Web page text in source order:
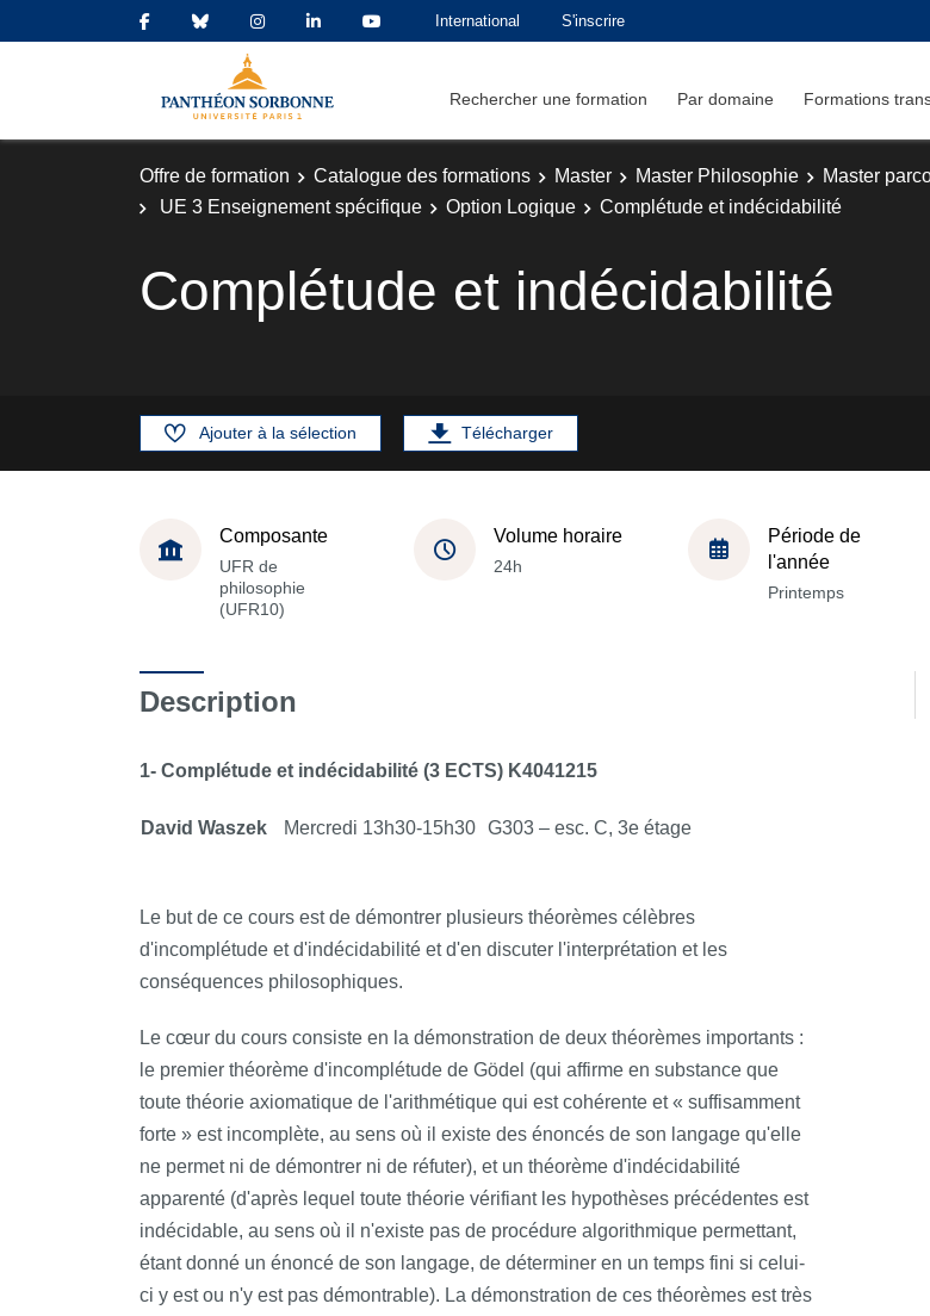
International S'inscrire
Rechercher une formation Par domaine Formations
Offre de formation Catalogue des formations Master Master Philosophie
Master
UE 3 Enseignement spécifique
Option Logique Complétude et indécidabilité
Complétude et indécidabilité
Ajouter à la sélection Télécharger
Composante
UFR de
philosophie
(UFR10)
Volume horaire
24h
Période de
l'année
Printemps
Description
1- Complétude et indécidabilité (3 ECTS) K4041215
David Waszek Mercredi 13h30-15h30 G303 – esc. C, 3e étage
Le but de ce cours est de démontrer plusieurs théorèmes célèbres
d'incomplétude et d'indécidabilité et d'en discuter l'interprétation et les
conséquences philosophiques.
Le cœur du cours consiste en la démonstration de deux théorèmes importants :
le premier théorème d'incomplétude de Gödel (qui affirme en substance que
toute théorie axiomatique de l'arithmétique qui est cohérente et « suffisamment
forte » est incomplète, au sens où il existe des énoncés de son langage qu'elle
ne permet ni de démontrer ni de réfuter), et un théorème d'indécidabilité
apparenté (d'après lequel toute théorie vérifiant les hypothèses précédentes est
indécidable, au sens où il n'existe pas de procédure algorithmique permettant,
étant donné un énoncé de son langage, de déterminer en un temps fini si celui-
ci y est ou n'y est pas démontrable). La démonstration de ces théorèmes est très